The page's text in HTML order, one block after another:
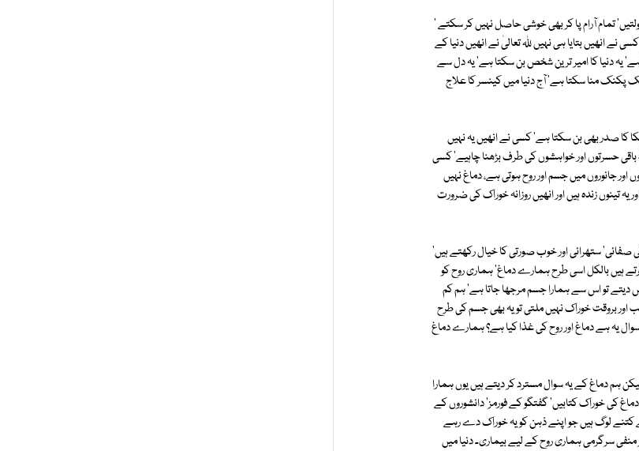
تمام آرام پا کر بھی خوشی حاصل نہیں کر سکتے '
انھیں بتایا ہی نہیں ﷲ تعالیٰ نے انھیں دنیا کے
یہ دنیا کا امیر ترین شخص بن سکتا ہے' یہ دل سے
پکنک منا سکتا ہے' آج دنیا میں کینسر کا علاج
کا صدر بھی بن سکتا ہے' کسی نے انھیں یہ نہیں
حسرتوں اور خواہشوں کی طرف بڑھنا چاہیے' کسی
جانوروں میں جسم اور روح ہوتی ہے، دماغ نہیں
تینوں زندہ ہیں اور انھیں روزانہ خوراک کی ضرورت
ستھرائی اور خوب صورتی کا خیال رکھتے ہیں'
ہیں بالکل اسی طرح ہمارے دماغ' ہماری روح کو
تو اس سے ہمارا جسم مرجھا جاتا ہے' ہم کم
اور بروقت خوراک نہیں ملتی تو یہ بھی جسم کی طرح
یہ ہے دماغ اور روح کی غذا کیا ہے؟ ہمارے دماغ
ہم دماغ کے یہ سوال مسترد کر دیتے ہیں یوں ہمارا
کی خوراک کتابیں' گفتگو کے فورمز' دانشوروں کے
کتنے لوگ ہیں جو اپنے ذہن کو یہ خوراک دے رہے
منفی سرگرمی ہماری روح کے لیے بیماری۔ دنیا میں